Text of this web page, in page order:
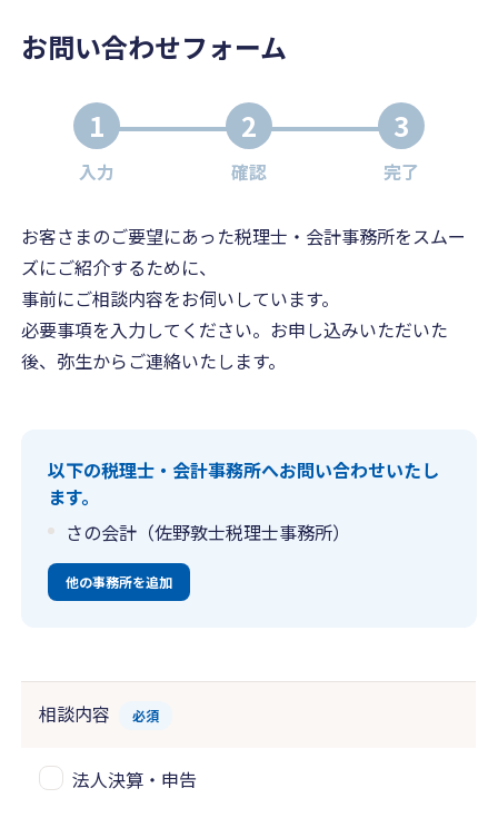
お問い合わせフォーム
1
入力
2
確認
3
完了
お客さまのご要望にあった税理士・会計事務所をスムー
ズにご紹介するために、
事前にご相談内容をお伺いしています。
必要事項を入力してください。お申し込みいただいた
後、弥生からご連絡いたします。
以下の税理士・会計事務所へお問い合わせいたし
ます。
さの会計（佐野敦士税理士事務所）
他の事務所を追加
相談内容 必須
法人決算・申告